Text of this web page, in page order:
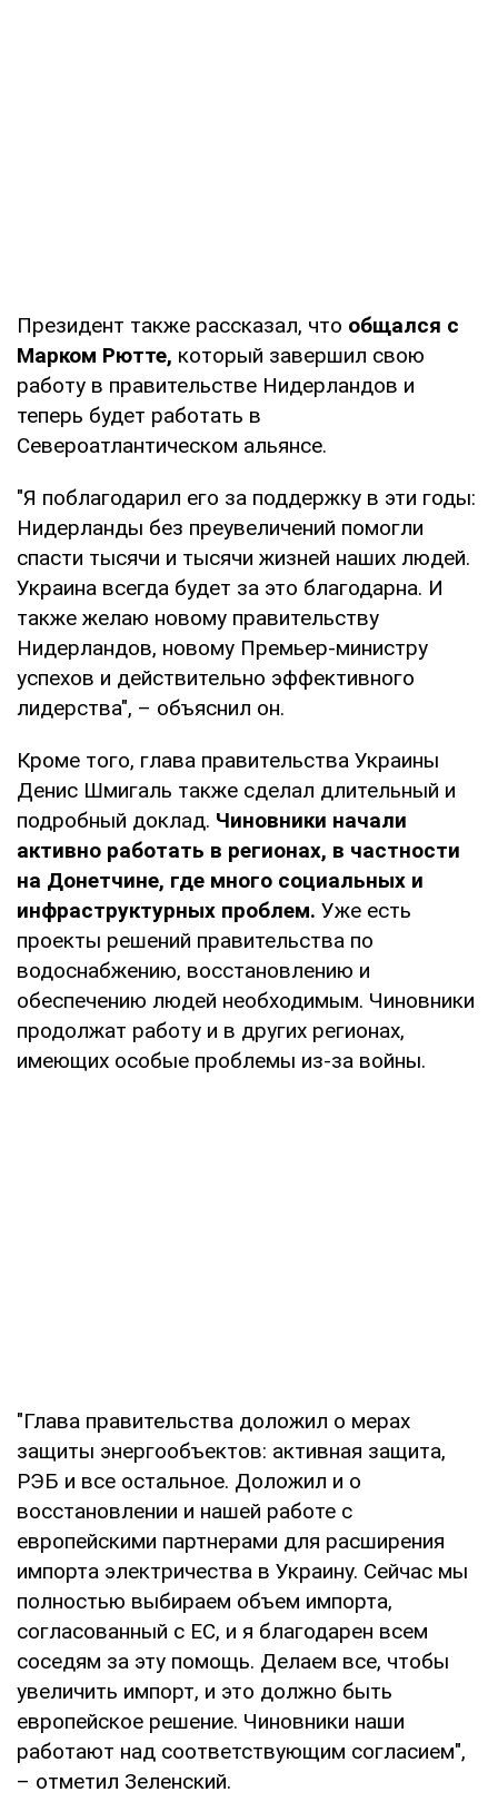
Президент также рассказал, что общался с
Марком Рютте, который завершил свою
работу в правительстве Нидерландов и
теперь будет работать в
Североатлантическом альянсе.
"Я поблагодарил его за поддержку в эти годы:
Нидерланды без преувеличений помогли
спасти тысячи и тысячи жизней наших людей.
Украина всегда будет за это благодарна. И
также желаю новому правительству
Нидерландов, новому Премьер-министру
успехов и действительно эффективного
лидерства", – объяснил он.
Кроме того, глава правительства Украины
Денис Шмигаль также сделал длительный и
подробный доклад. Чиновники начали
активно работать в регионах, в частности
на Донетчине, где много социальных и
инфраструктурных проблем. Уже есть
проекты решений правительства по
водоснабжению, восстановлению и
обеспечению людей необходимым. Чиновники
продолжат работу и в других регионах,
имеющих особые проблемы из-за войны.
"Глава правительства доложил о мерах
защиты энергообъектов: активная защита,
РЭБ и все остальное. Доложил и о
восстановлении и нашей работе с
европейскими партнерами для расширения
импорта электричества в Украину. Сейчас мы
полностью выбираем объем импорта,
согласованный с ЕС, и я благодарен всем
соседям за эту помощь. Делаем все, чтобы
увеличить импорт, и это должно быть
европейское решение. Чиновники наши
работают над соответствующим согласием",
– отметил Зеленский.